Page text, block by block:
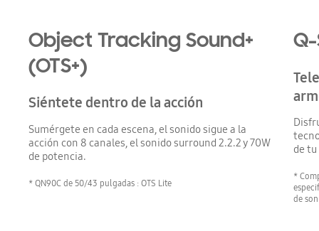
Object Tracking Sound+
(OTS+)
Siéntete dentro de la acción
Sumérgete en cada escena, el sonido sigue a la
acción con 8 canales, el sonido surround 2.2.2 y 70W
de potencia.
* QN90C de 50/43 pulgadas : OTS Lite
de
*
de